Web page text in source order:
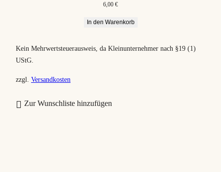
6,00 €
In den Warenkorb
Kein Mehrwertsteuerausweis, da Kleinunternehmer nach §19 (1)
UStG.
zzgl. Versandkosten
Zur Wunschliste hinzufügen